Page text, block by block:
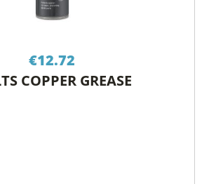
€12.72
COPPER GREASE